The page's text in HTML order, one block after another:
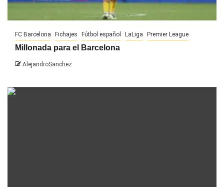
FC Barcelona Fichajes Fútbol español LaLiga Premier League
Millonada para el Barcelona
AlejandroSanchez